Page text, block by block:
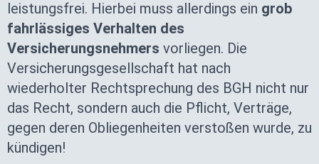
leistungsfrei. Hierbei muss allerdings ein grob
fahrlässiges Verhalten des
Versicherungsnehmers vorliegen. Die
Versicherungsgesellschaft hat nach
wiederholter Rechtsprechung des BGH nicht nur
das Recht, sondern auch die Pflicht, Verträge,
gegen deren Obliegenheiten verstoßen wurde, zu
kündigen!